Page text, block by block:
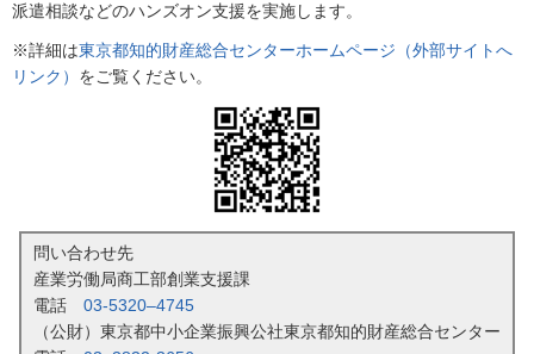
派遣相談などのハンズオン支援を実施します。
※詳細は東京都知的財産総合センターホームページ（外部サイトへ
リンク） をご覧ください。
問い合わせ先
産業労働局商工部創業支援課
電話 03-5320–4745
（公財）東京都中小企業振興公社東京都知的財産総合センター